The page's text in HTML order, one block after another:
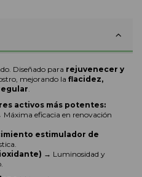
Diseñado para rejuvenecer y
mejorando la flacidez,
.
activos más potentes:
Máxima eficacia en renovación
estimulador de
→ Luminosidad y